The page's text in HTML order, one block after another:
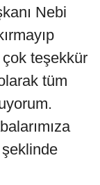
Nebi
teşekkür
tüm
şeklinde